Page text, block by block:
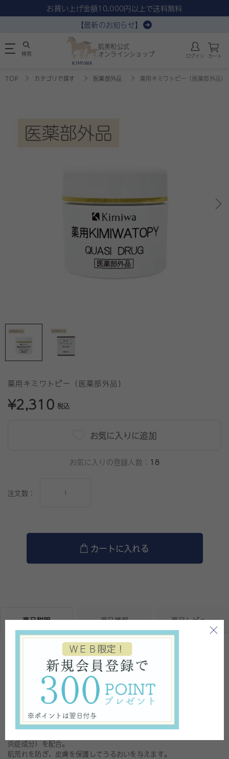
お買い上げ金額10,000円以上で送料無料
【最新のお知らせ】
肌美和公式
オンラインショップ
検索 ログイン カート
TOP カテゴリで探す 医薬部外品 薬用キミワトピー（医薬部外品）
薬用キミワトピー（医薬部外品）
¥2,310 税込
お気に入りに追加
お気に入りの登録人数： 18
注文数：
カートに入れる
商品説明 商品情報 商品レビュー
【まとめて購入でさらにお得！セット割引】
・ 5個～5％OFF /10個～ 10％OFF /15個～20％OFF
うるおいを与え、みずみずしいお肌を保つクリームです
馬油を丁寧に濾過精製し､お肌に不要なにおいやべたつきの元となる
不純物を取り除いたクリームです。
馬油クリームに甘草由来成分であるグリチルレチン酸ステアリル（抗
炎症成分）を配合。
肌荒れを防ぎ、皮膚を保護してうるおいを与えます。